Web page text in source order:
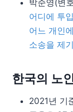
박준영(변
어디에 투
어느 개인
소송을 제
한국의 노
2021년 기